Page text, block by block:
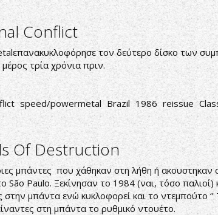
Conflict
τον δεύτερο δίσκο των
τρία χρόνια πριν.
speed/powermetal Brazil 1986 reissue
Of Destruction
μπάντες που χάθηκαν στη λήθη ή ακουστηκαν
Paulo. Ξεκίνησαν το 1984 (ναι, τόσο
στην μπάντα ενώ κυκλοφορεί και το ντεμπούτο
στη μπάντα το ρυθμικό ντουέτο.